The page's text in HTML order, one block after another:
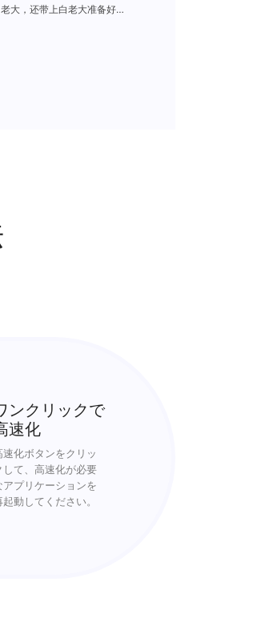
大，还带上白老大准备好的
胆识，夏天卷着所有钱从
生的心血毁于一旦，也将整
夏天的前女友加红颜知己，
ンクリックで
速化
速化ボタンをクリッ
して、高速化が必要
アプリケーションを
起動してください。